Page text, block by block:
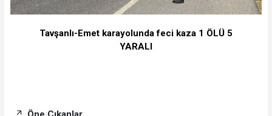
Tavşanlı-Emet karayolunda feci kaza 1 ÖLÜ 5
YARALI